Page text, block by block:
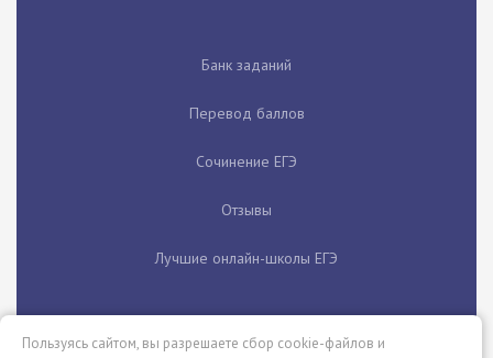
Банк заданий
Перевод баллов
Сочинение ЕГЭ
Отзывы
Лучшие онлайн-школы ЕГЭ
Пользуясь сайтом, вы разрешаете сбор cookie-файлов и